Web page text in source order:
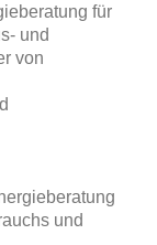
für
und
von
und